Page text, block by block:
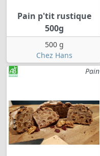
Pain p'tit rustique
500g
500 g
Chez Hans
Pain